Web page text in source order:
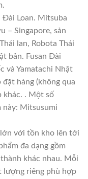
Đài Loan. Mitsuba
– Singapore, sản
lan, Robota Thái
bản. Fusan Đài
và Yamatachi Nhật
hàng (không qua
khác. . Một số
này: Mitsusumi
với tồn kho lên tới
đa dạng gồm
khác nhau. Mỗi
lượng riêng phù hợp